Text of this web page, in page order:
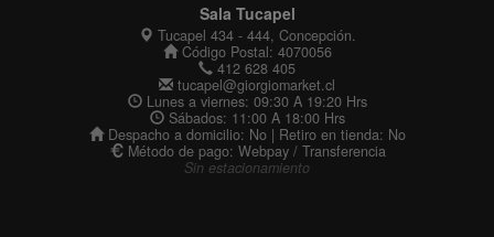
Sala Tucapel
Tucapel 434 - 444, Concepción.
Código Postal: 4070056
412 628 405
tucapel@giorgiomarket.cl
Lunes a viernes: 09:30 A 19:20 Hrs
Sábados: 11:00 A 18:00 Hrs
Despacho a domicilio: No | Retiro en tienda: No
Método de pago: Webpay / Transferencia
Sin estacionamiento